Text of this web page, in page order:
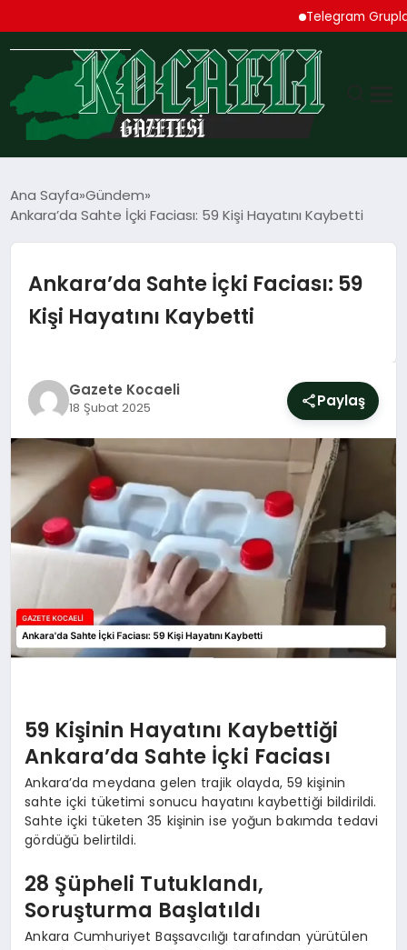
Telegram Grupları
EKONOMI
SPOR
SIYASET
YAŞAM
DÜNYA
SAĞLIK
EĞITIM
Ana Sayfa Gündem
Ankara’da Sahte İçki Faciası: 59 Kişi Hayatını Kaybetti
Ankara’da Sahte İçki Faciası: 59
Kişi Hayatını Kaybetti
Gazete Kocaeli
18 Şubat 2025 Paylaş
59 Kişinin Hayatını Kaybettiği
Ankara’da Sahte İçki Faciası
Ankara’da meydana gelen trajik olayda, 59 kişinin
sahte içki tüketimi sonucu hayatını kaybettiği bildirildi.
Sahte içki tüketen 35 kişinin ise yoğun bakımda tedavi
gördüğü belirtildi.
28 Şüpheli Tutuklandı,
Soruşturma Başlatıldı
Ankara Cumhuriyet Başsavcılığı tarafından yürütülen